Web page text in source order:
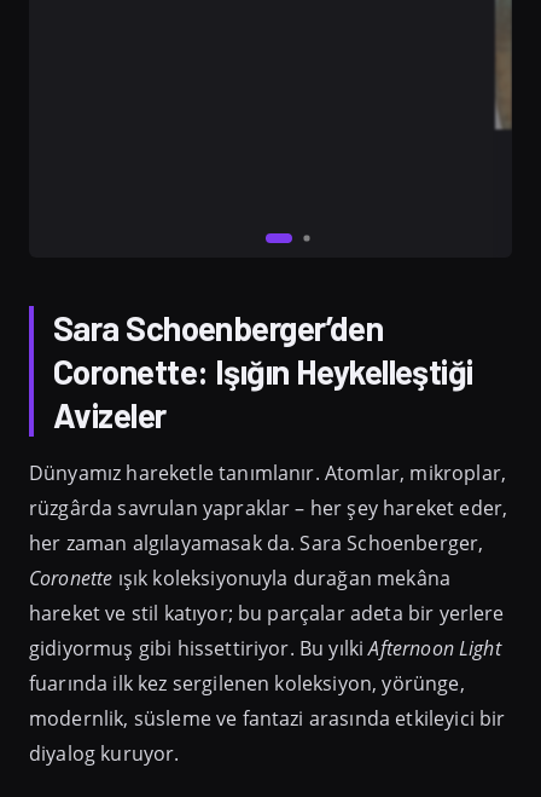
Sara Schoenberger’den
Coronette: Işığın Heykelleştiği
Avizeler
Dünyamız hareketle tanımlanır. Atomlar, mikroplar,
rüzgârda savrulan yapraklar – her şey hareket eder,
her zaman algılayamasak da. Sara Schoenberger,
Coronette ışık koleksiyonuyla durağan mekâna
hareket ve stil katıyor; bu parçalar adeta bir yerlere
gidiyormuş gibi hissettiriyor. Bu yılkiAfternoon Light
fuarında ilk kez sergilenen koleksiyon, yörünge,
modernlik, süsleme ve fantazi arasında etkileyici bir
diyalog kuruyor.